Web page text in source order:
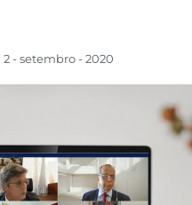
2 - setembro - 2020